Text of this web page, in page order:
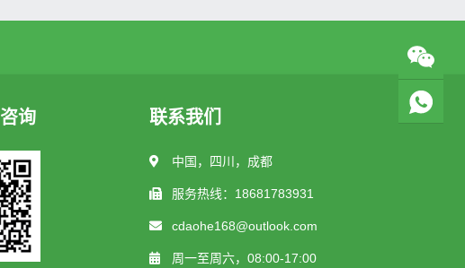
询 联系我们
中国，四川，成都
服务热线：18681783931
cdaohe168@outlook.com
周一至周六，08:00-17:00